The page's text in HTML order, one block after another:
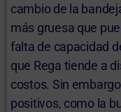
cambio de la
más gruesa que
falta de capacidad
que Rega tiende a
costos. Sin
positivos, como la